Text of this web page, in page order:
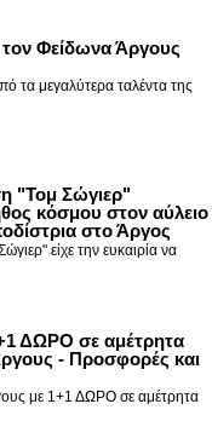
Φείδωνα Άργους
τα μεγαλύτερα ταλέντα της
"Τομ Σώγιερ"
κόσμου στον αύλειο
στο Άργος
είχε την ευκαιρία να
ΔΩΡΟ σε αμέτρητα
- Προσφορές και
με 1+1 ΔΩΡΟ σε αμέτρητα